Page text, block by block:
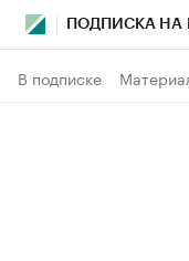
ПОДПИСКА НА
В подписке